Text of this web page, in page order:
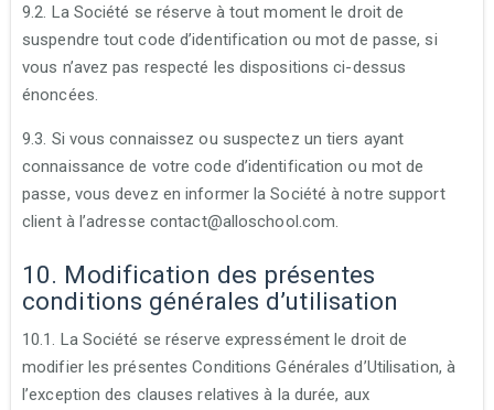
9.2. La Société se réserve à tout moment le droit de
suspendre tout code d’identification ou mot de passe, si
vous n’avez pas respecté les dispositions ci-dessus
énoncées.
9.3. Si vous connaissez ou suspectez un tiers ayant
connaissance de votre code d’identification ou mot de
passe, vous devez en informer la Société à notre support
client à l’adresse contact@alloschool.com.
10. Modification des présentes
conditions générales d’utilisation
10.1. La Société se réserve expressément le droit de
modifier les présentes Conditions Générales d’Utilisation, à
l’exception des clauses relatives à la durée, aux